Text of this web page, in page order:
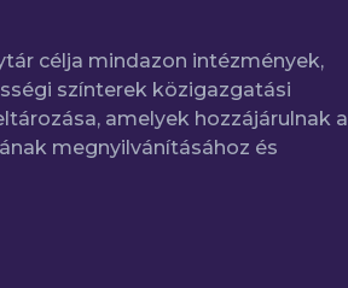
célja mindazon intézmények,
színterek közigazgatási
amelyek hozzájárulnak a
megnyilvánításához és